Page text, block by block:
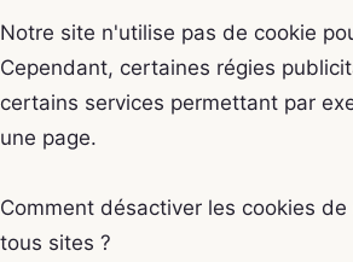
Notre site n'utilise pas de cookie
Cependant, certaines régies
certains services permettant par
une page.
Comment désactiver les cookies
tous sites ?